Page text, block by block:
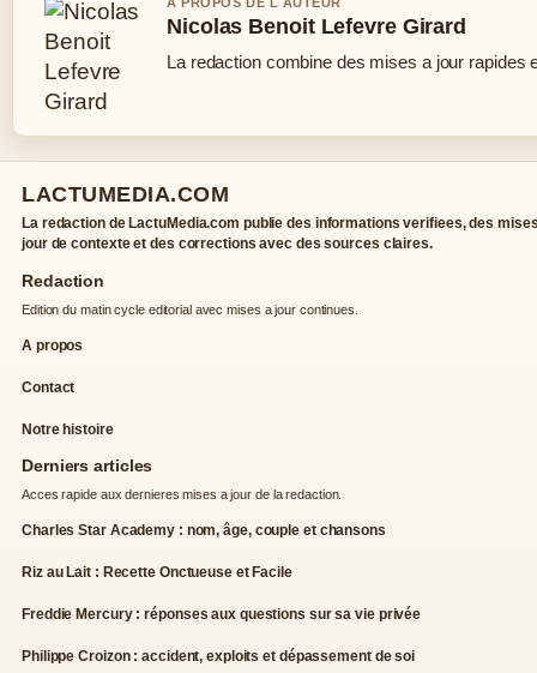
A PROPOS DE L AUTEUR
Nicolas Benoit Lefevre Girard
La redaction combine des mises a jour rapides
LACTUMEDIA.COM
La redaction de LactuMedia.com publie des informations verifiees, des
jour de contexte et des corrections avec des sources claires.
Redaction
Edition du matin cycle editorial avec mises a jour continues.
A propos
Contact
Notre histoire
Derniers articles
Acces rapide aux dernieres mises a jour de la redaction.
Charles Star Academy : nom, âge, couple et chansons
Riz au Lait : Recette Onctueuse et Facile
Freddie Mercury : réponses aux questions sur sa vie privée
Philippe Croizon : accident, exploits et dépassement de soi